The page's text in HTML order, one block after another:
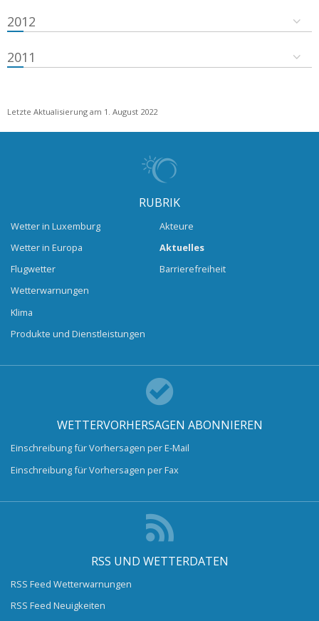
2012
2011
Letzte Aktualisierung am 1. August 2022
RUBRIK
Wetter in Luxemburg
Wetter in Europa
Flugwetter
Wetterwarnungen
Klima
Produkte und Dienstleistungen
Akteure
Aktuelles
Barrierefreiheit
WETTERVORHERSAGEN ABONNIEREN
Einschreibung für Vorhersagen per E-Mail
Einschreibung für Vorhersagen per Fax
RSS UND WETTERDATEN
RSS Feed Wetterwarnungen
RSS Feed Neuigkeiten